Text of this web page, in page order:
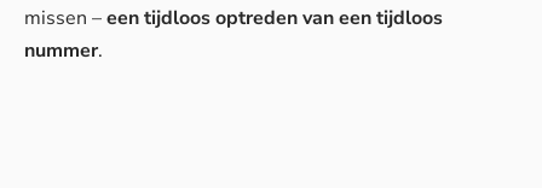
missen –een tijdloos optreden van een tijdloos
nummer.